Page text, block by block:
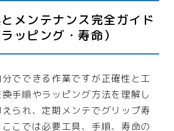
メンテナンス完全ガイド
ッピング・寿命）
でできる作業ですが正確性と工
手順やラッピング方法を理解し
られ、定期メンテでグリップ寿
こでは必要工具、手順、寿命の